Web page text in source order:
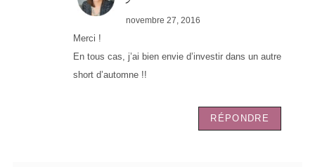
novembre 27, 2016
Merci !
En tous cas, j’ai bien envie d’investir dans un autre
short d’automne !!
RÉPONDRE